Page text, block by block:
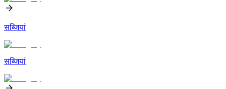
सब्जियां
सब्जियां